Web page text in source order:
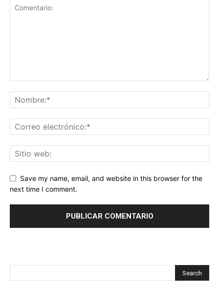
Save my name, email, and website in this browser for the
next time I comment.